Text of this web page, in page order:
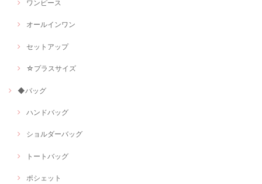
ワンピース
オールインワン
セットアップ
☆プラスサイズ
◆バッグ
ハンドバッグ
ショルダーバッグ
トートバッグ
ポシェット